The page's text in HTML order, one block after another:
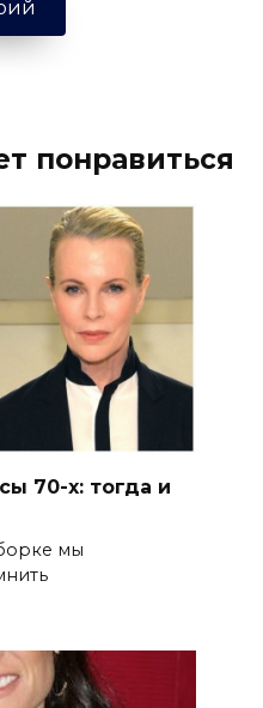
понравиться
70-х: тогда и
мы